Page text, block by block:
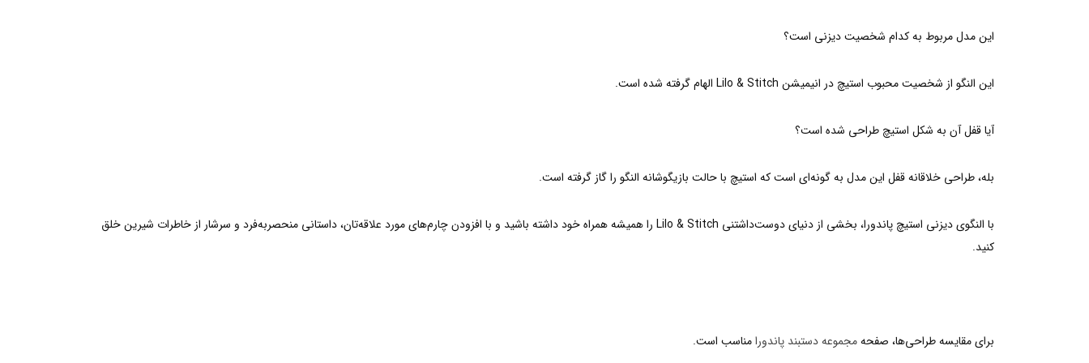
این مدل مربوط به کدام شخصیت دیزنی است؟
این النگو از شخصیت محبوب استیچ در انیمیشن Lilo & Stitch الهام گرفته شده است.
آیا قفل آن به شکل استیچ طراحی شده است؟
بله، طراحی خلاقانه قفل این مدل به گونه‌ای است که استیچ با حالت بازیگوشانه النگو را گاز گرفته است.
با النگوی دیزنی استیچ پاندورا، بخشی از دنیای دوست‌داشتنی Lilo & Stitch را همیشه همراه خود داشته باشید و با افزودن چارم‌های مورد علاقه‌تان، داستانی منحصربه‌فرد و سرشار از خاطرات شیرین خلق
کنید.
برای مقایسه طراحی‌ها، صفحهمجموعه دستبند پاندورامناسب است.